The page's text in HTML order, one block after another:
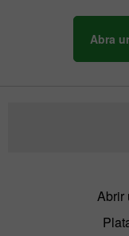
Abra
Abrir